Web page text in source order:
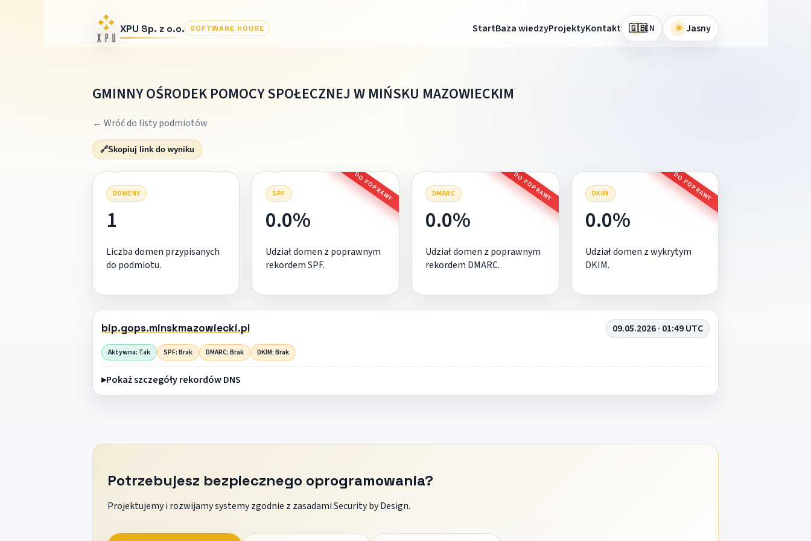
XPU Sp. z o.o. SOFTWARE HOUSE StartBaza wiedzyProjektyKontakt 🇬🇧EN ☀ Jasny
GMINNY OŚRODEK POMOCY SPOŁECZNEJ W MIŃSKU MAZOWIECKIM
← Wróć do listy podmiotów
🔗Skopiuj link do wyniku
DOMENY
1
Liczba domen przypisanych
do podmiotu.
SPF DO POPRAWY
0.0%
Udział domen z poprawnym
rekordem SPF.
DMARC DO POPRAWY
0.0%
Udział domen z poprawnym
rekordem DMARC.
DKIM DO POPRAWY
0.0%
Udział domen z wykrytym
DKIM.
bip.gops.minskmazowiecki.pl 09.05.2026 · 01:49 UTC
Aktywna: Tak SPF: Brak DMARC: Brak DKIM: Brak
Pokaż szczegóły rekordów DNS
Potrzebujesz bezpiecznego oprogramowania?
Projektujemy i rozwijamy systemy zgodnie z zasadami Security by Design.